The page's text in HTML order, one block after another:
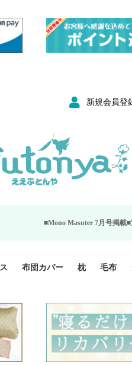
新規会員登
Masuter 7月号掲載■宝島社が発行す
70cm幅 ミニシングル
75cm幅 ショートセミシ
ングル
80cm幅 セミシングル
ド
布団カバー
掛け布団カバー
敷布団カバー
枕カバー
BOXシーツ
防ダニカバー
クッションカバー
オーガニックコットン
カバーセット
枕
小さめ
やや小さめ
普通
大きめ
パイプ枕
高反発枕
低反発枕
機能性枕・そ
毛布